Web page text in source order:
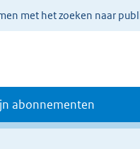
met het zoeken naar
abonnementen